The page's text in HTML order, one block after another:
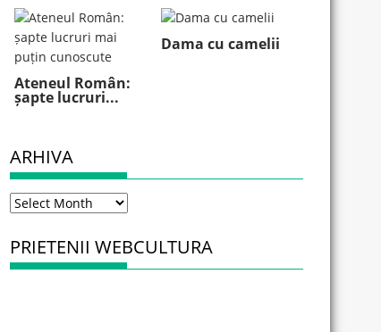
Ateneul Român:
șapte lucruri...
Dama cu camelii
ARHIVA
Arhiva
PRIETENII WEBCULTURA